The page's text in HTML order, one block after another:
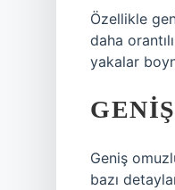
Özellikle
daha
yakalar
Geniş
bazı